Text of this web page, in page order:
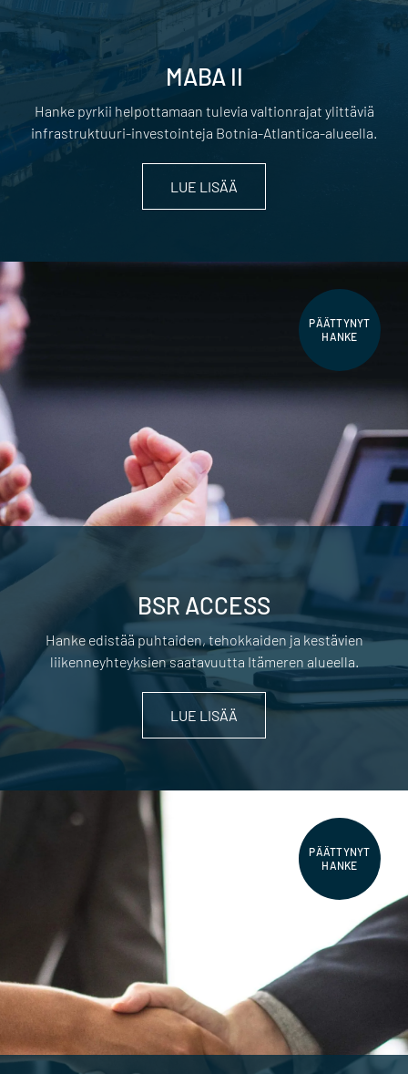
MABA II
Hanke pyrkii helpottamaan tulevia valtionrajat ylittäviä
infrastruktuuri-investointeja Botnia-Atlantica-alueella.
LUE LISÄÄ
PÄÄTTYNYT
HANKE
BSR ACCESS
Hanke edistää puhtaiden, tehokkaiden ja kestävien
liikenneyhteyksien saatavuutta Itämeren alueella.
LUE LISÄÄ
PÄÄTTYNYT
HANKE